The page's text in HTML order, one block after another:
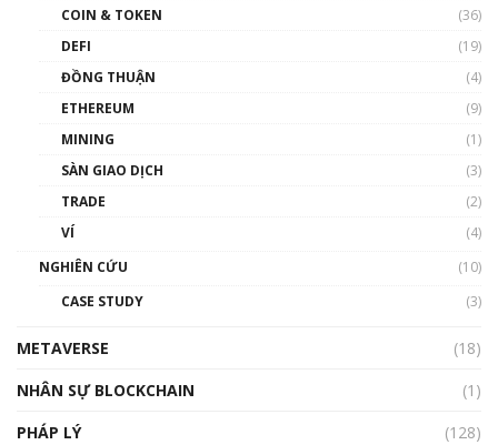
COIN & TOKEN
(36)
DEFI
(19)
ĐỒNG THUẬN
(4)
ETHEREUM
(9)
MINING
(1)
SÀN GIAO DỊCH
(3)
TRADE
(2)
VÍ
(4)
NGHIÊN CỨU
(10)
CASE STUDY
(3)
METAVERSE
(18)
NHÂN SỰ BLOCKCHAIN
(1)
PHÁP LÝ
(128)